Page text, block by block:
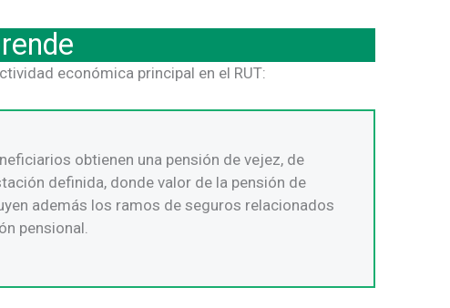
económica principal en el RUT:
obtienen una pensión de vejez, de
definida, donde valor de la pensión de
además los ramos de seguros relacionados
pensional.